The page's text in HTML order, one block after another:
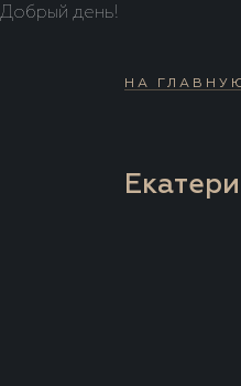
Добрый день!
НА